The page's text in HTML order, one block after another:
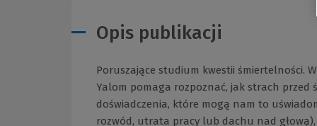
Opis publikacji
Poruszające studium kwestii śmiertelności.
Yalom pomaga rozpoznać, jak strach przed
doświadczenia, które mogą nam to
rozwód, utrata pracy lub dachu nad